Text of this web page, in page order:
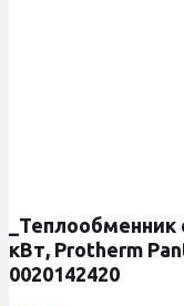
кВт, Protherm
0020142420